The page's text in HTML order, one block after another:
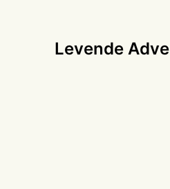
Levende